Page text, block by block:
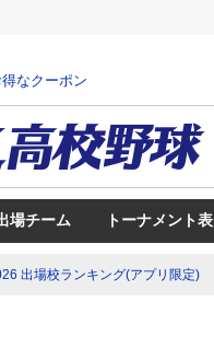
なクーポン
場チーム トーナメント表
出場校ランキング(アプリ限定)